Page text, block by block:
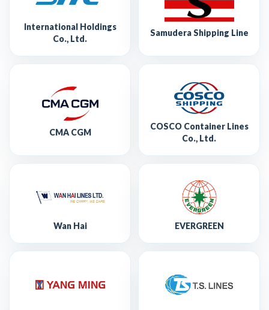
International Holdings
Co., Ltd.
Samudera Shipping Line
CMA CGM
COSCO Container Lines
Co., Ltd.
Wan Hai EVERGREEN